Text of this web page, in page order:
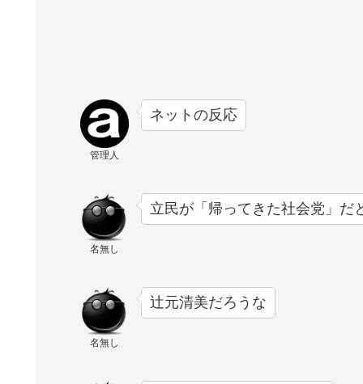
管理人
ネットの反応
名無し
立民が「帰ってきた社会党」だ
名無し
辻元清美だろうな